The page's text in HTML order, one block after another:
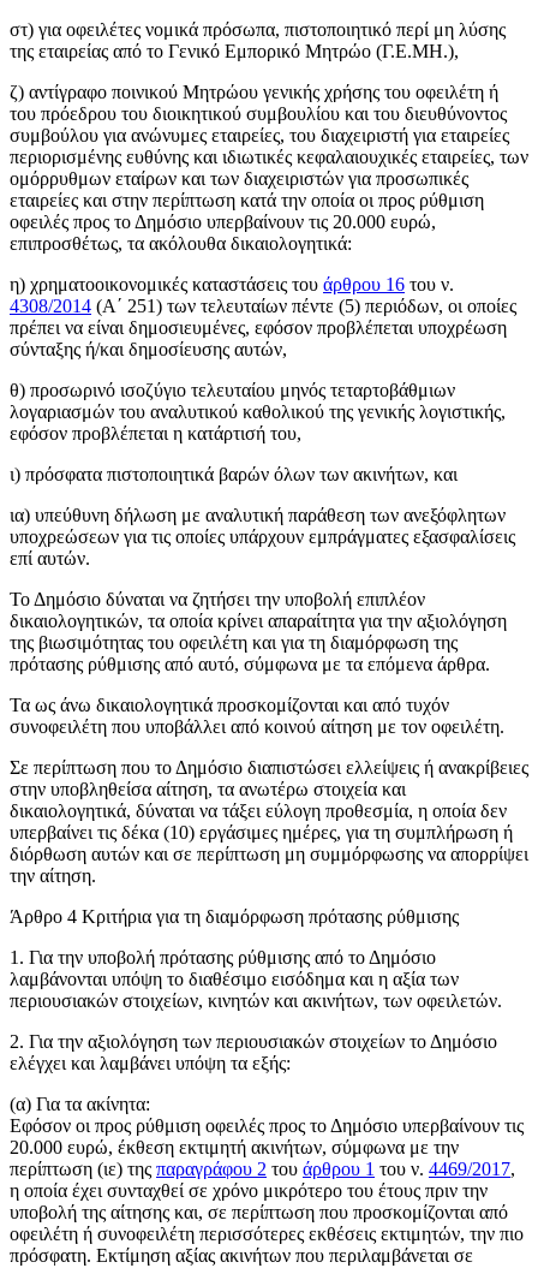
στ) για οφειλέτες νομικά πρόσωπα, πιστοποιητικό περί μη λύσης
της εταιρείας από το Γενικό Εμπορικό Μητρώο (Γ.Ε.ΜΗ.),
ζ) αντίγραφο ποινικού Μητρώου γενικής χρήσης του οφειλέτη ή
του πρόεδρου του διοικητικού συμβουλίου και του διευθύνοντος
συμβούλου για ανώνυμες εταιρείες, του διαχειριστή για εταιρείες
περιορισμένης ευθύνης και ιδιωτικές κεφαλαιουχικές εταιρείες, των
ομόρρυθμων εταίρων και των διαχειριστών για προσωπικές
εταιρείες και στην περίπτωση κατά την οποία οι προς ρύθμιση
οφειλές προς το Δημόσιο υπερβαίνουν τις 20.000 ευρώ,
επιπροσθέτως, τα ακόλουθα δικαιολογητικά:
η) χρηματοοικονομικές καταστάσεις του άρθρου 16 του ν.
4308/2014 (Α΄ 251) των τελευταίων πέντε (5) περιόδων, οι οποίες
πρέπει να είναι δημοσιευμένες, εφόσον προβλέπεται υποχρέωση
σύνταξης ή/και δημοσίευσης αυτών,
θ) προσωρινό ισοζύγιο τελευταίου μηνός τεταρτοβάθμιων
λογαριασμών του αναλυτικού καθολικού της γενικής λογιστικής,
εφόσον προβλέπεται η κατάρτισή του,
ι) πρόσφατα πιστοποιητικά βαρών όλων των ακινήτων, και
ια) υπεύθυνη δήλωση με αναλυτική παράθεση των ανεξόφλητων
υποχρεώσεων για τις οποίες υπάρχουν εμπράγματες εξασφαλίσεις
επί αυτών.
Το Δημόσιο δύναται να ζητήσει την υποβολή επιπλέον
δικαιολογητικών, τα οποία κρίνει απαραίτητα για την αξιολόγηση
της βιωσιμότητας του οφειλέτη και για τη διαμόρφωση της
πρότασης ρύθμισης από αυτό, σύμφωνα με τα επόμενα άρθρα.
Τα ως άνω δικαιολογητικά προσκομίζονται και από τυχόν
συνοφειλέτη που υποβάλλει από κοινού αίτηση με τον οφειλέτη.
Σε περίπτωση που το Δημόσιο διαπιστώσει ελλείψεις ή ανακρίβειες
στην υποβληθείσα αίτηση, τα ανωτέρω στοιχεία και
δικαιολογητικά, δύναται να τάξει εύλογη προθεσμία, η οποία δεν
υπερβαίνει τις δέκα (10) εργάσιμες ημέρες, για τη συμπλήρωση ή
διόρθωση αυτών και σε περίπτωση μη συμμόρφωσης να απορρίψει
την αίτηση.
Άρθρο 4 Κριτήρια για τη διαμόρφωση πρότασης ρύθμισης
1. Για την υποβολή πρότασης ρύθμισης από το Δημόσιο
λαμβάνονται υπόψη το διαθέσιμο εισόδημα και η αξία των
περιουσιακών στοιχείων, κινητών και ακινήτων, των οφειλετών.
2. Για την αξιολόγηση των περιουσιακών στοιχείων το Δημόσιο
ελέγχει και λαμβάνει υπόψη τα εξής:
(α) Για τα ακίνητα:
Εφόσον οι προς ρύθμιση οφειλές προς το Δημόσιο υπερβαίνουν τις
20.000 ευρώ, έκθεση εκτιμητή ακινήτων, σύμφωνα με την
περίπτωση (ιε) της παραγράφου 2 του άρθρου 1 του ν. 4469/2017,
η οποία έχει συνταχθεί σε χρόνο μικρότερο του έτους πριν την
υποβολή της αίτησης και, σε περίπτωση που προσκομίζονται από
οφειλέτη ή συνοφειλέτη περισσότερες εκθέσεις εκτιμητών, την πιο
πρόσφατη. Εκτίμηση αξίας ακινήτων που περιλαμβάνεται σε